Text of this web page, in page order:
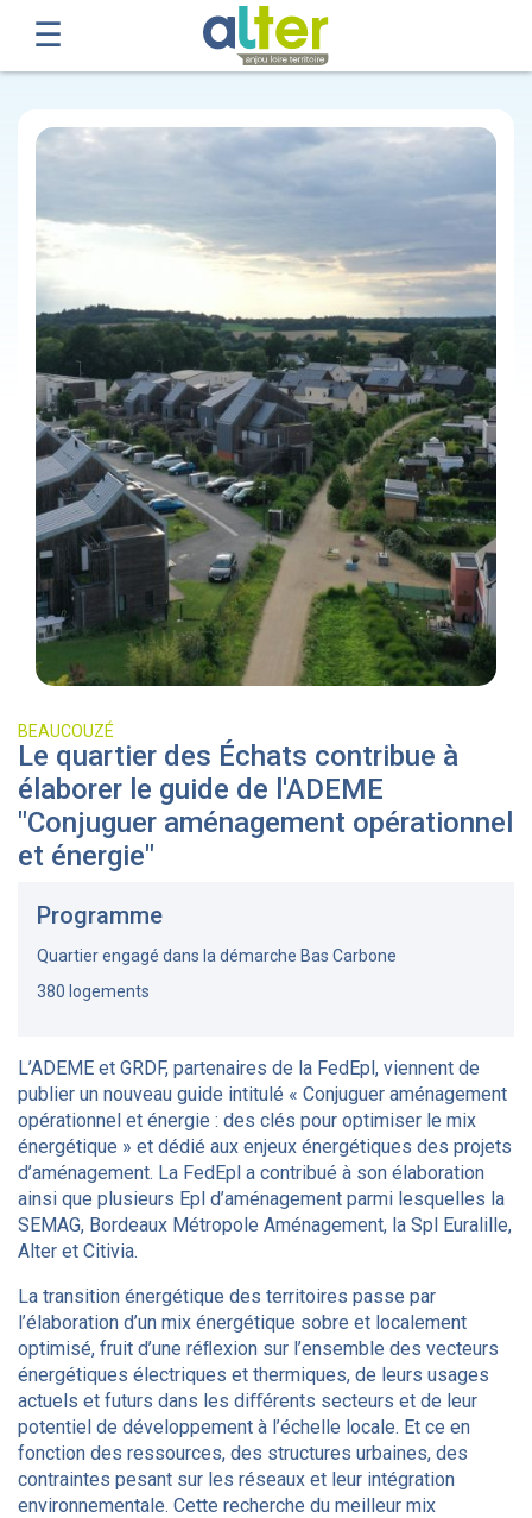
BEAUCOUZÉ
Le quartier des Échats contribue à
élaborer le guide de l'ADEME
"Conjuguer aménagement opérationnel
et énergie"
Programme
Quartier engagé dans la démarche Bas Carbone
380 logements
L’ADEME et GRDF, partenaires de la FedEpl, viennent de
publier un nouveau guide intitulé « Conjuguer aménagement
opérationnel et énergie : des clés pour optimiser le mix
énergétique » et dédié aux enjeux énergétiques des projets
d’aménagement. La FedEpl a contribué à son élaboration
ainsi que plusieurs Epl d’aménagement parmi lesquelles la
SEMAG, Bordeaux Métropole Aménagement, la Spl Euralille,
Alter et Citivia.
La transition énergétique des territoires passe par
l’élaboration d’un mix énergétique sobre et localement
optimisé, fruit d’une réﬂexion sur l’ensemble des vecteurs
énergétiques électriques et thermiques, de leurs usages
actuels et futurs dans les diﬀérents secteurs et de leur
potentiel de développement à l’échelle locale. Et ce en
fonction des ressources, des structures urbaines, des
contraintes pesant sur les réseaux et leur intégration
environnementale. Cette recherche du meilleur mix